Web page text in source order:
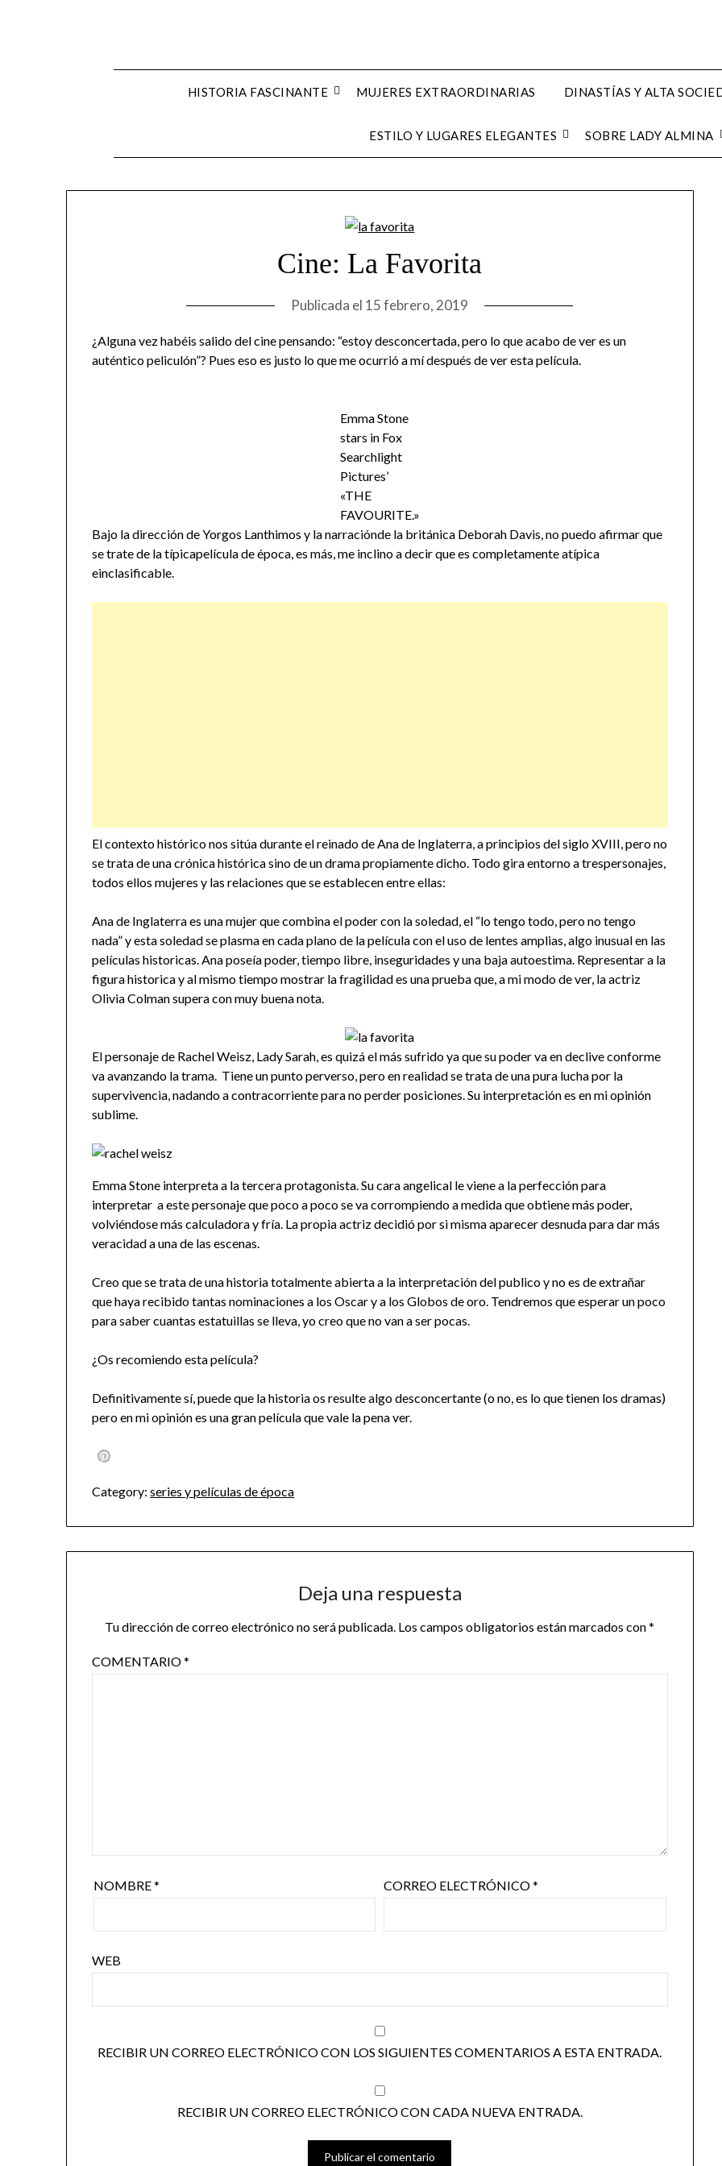
HISTORIA FASCINANTE MUJERES EXTRAORDINARIAS DINASTÍAS Y ALTA
ESTILO Y LUGARES ELEGANTES SOBRE LADY ALMINA
Cine: La Favorita
Publicada el 15 febrero, 2019
¿Alguna vez habéis salido del cine pensando: “estoy desconcertada, pero lo que acabo de ver es un
auténtico peliculón”? Pues eso es justo lo que me ocurrió a mí después de ver esta película.
Emma Stone
stars in Fox
Searchlight
Pictures’
«THE
FAVOURITE.»
Bajo la dirección de Yorgos Lanthimos y la narraciónde la británica Deborah Davis, no puedo afirmar que
se trate de la típicapelícula de época, es más, me inclino a decir que es completamente atípica
einclasificable.
El contexto histórico nos sitúa durante el reinado de Ana de Inglaterra, a principios del siglo XVIII, pero no
se trata de una crónica histórica sino de un drama propiamente dicho. Todo gira entorno a trespersonajes,
todos ellos mujeres y las relaciones que se establecen entre ellas:
Ana de Inglaterra es una mujer que combina el poder con la soledad, el “lo tengo todo, pero no tengo
nada” y esta soledad se plasma en cada plano de la película con el uso de lentes amplias, algo inusual en las
películas historicas. Ana poseía poder, tiempo libre, inseguridades y una baja autoestima. Representar a la
figura historica y al mismo tiempo mostrar la fragilidad es una prueba que, a mi modo de ver, la actriz
Olivia Colman supera con muy buena nota.
El personaje de Rachel Weisz, Lady Sarah, es quizá el más sufrido ya que su poder va en declive conforme
va avanzando la trama. Tiene un punto perverso, pero en realidad se trata de una pura lucha por la
supervivencia, nadando a contracorriente para no perder posiciones. Su interpretación es en mi opinión
sublime.
Emma Stone interpreta a la tercera protagonista. Su cara angelical le viene a la perfección para
interpretar a este personaje que poco a poco se va corrompiendo a medida que obtiene más poder,
volviéndose más calculadora y fría. La propia actriz decidió por si misma aparecer desnuda para dar más
veracidad a una de las escenas.
Creo que se trata de una historia totalmente abierta a la interpretación del publico y no es de extrañar
que haya recibido tantas nominaciones a los Oscar y a los Globos de oro. Tendremos que esperar un poco
para saber cuantas estatuillas se lleva, yo creo que no van a ser pocas.
¿Os recomiendo esta película?
Definitivamente sí, puede que la historia os resulte algo desconcertante (o no, es lo que tienen los dramas)
pero en mi opinión es una gran película que vale la pena ver.
Category: series y películas de época
Deja una respuesta
Tu dirección de correo electrónico no será publicada. Los campos obligatorios están marcados con*
COMENTARIO*
NOMBRE* CORREO ELECTRÓNICO*
WEB
RECIBIR UN CORREO ELECTRÓNICO CON LOS SIGUIENTES COMENTARIOS A ESTA ENTRADA.
RECIBIR UN CORREO ELECTRÓNICO CON CADA NUEVA ENTRADA.